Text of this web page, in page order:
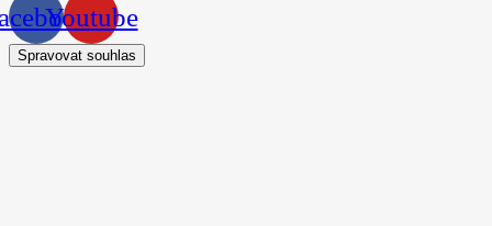
Youtube
Spravovat souhlas